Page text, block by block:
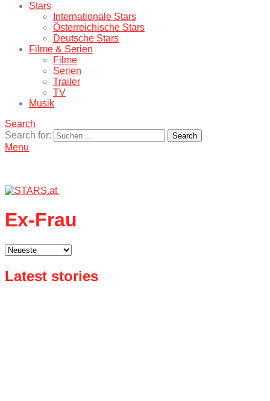
Stars
Internationale Stars
Österreichische Stars
Deutsche Stars
Filme & Serien
Filme
Serien
Trailer
TV
Musik
Search
Search for:
Search
Menu
Ex-Frau
Latest stories